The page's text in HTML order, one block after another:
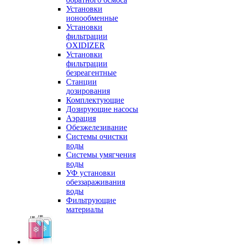
Установки
ионообменные
Установки
фильтрации
OXIDIZER
Установки
фильтрации
безреагентные
Станции
дозирования
Комплектующие
Дозирующие насосы
Аэрация
Обезжелезивание
Системы очистки
воды
Системы умягчения
воды
УФ установки
обеззараживания
воды
Фильтрующие
материалы